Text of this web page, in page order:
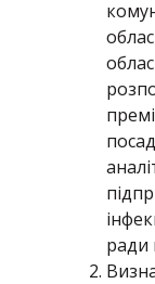
ради